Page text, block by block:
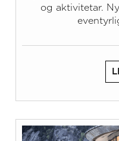
og aktivitetar.